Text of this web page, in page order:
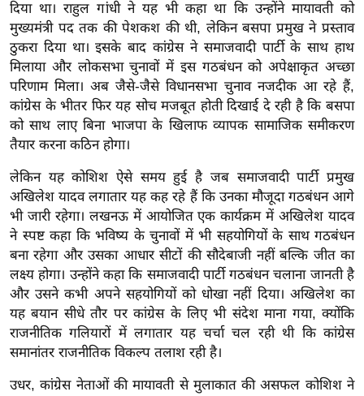
डि
या
सा
हि
त्य
ज
ग
ऑ
टो
व
र्ल्ड
न्यू
ज
ब्री
फ
नो
दिया था। राहुल गांधी ने यह भी कहा था कि उन्होंने मायावती को
मुख्यमंत्री पद तक की पेशकश की थी, लेकिन बसपा प्रमुख ने प्रस्ताव
ठुकरा दिया था। इसके बाद कांग्रेस ने समाजवादी पार्टी के साथ हाथ
मिलाया और लोकसभा चुनावों में इस गठबंधन को अपेक्षाकृत अच्छा
परिणाम मिला। अब जैसे-जैसे विधानसभा चुनाव नजदीक आ रहे हैं,
कांग्रेस के भीतर फिर यह सोच मजबूत होती दिखाई दे रही है कि बसपा
को साथ लाए बिना भाजपा के खिलाफ व्यापक सामाजिक समीकरण
तैयार करना कठिन होगा।
लेकिन यह कोशिश ऐसे समय हुई है जब समाजवादी पार्टी प्रमुख
अखिलेश यादव लगातार यह कह रहे हैं कि उनका मौजूदा गठबंधन आगे
भी जारी रहेगा। लखनऊ में आयोजित एक कार्यक्रम में अखिलेश यादव
ने स्पष्ट कहा कि भविष्य के चुनावों में भी सहयोगियों के साथ गठबंधन
बना रहेगा और उसका आधार सीटों की सौदेबाजी नहीं बल्कि जीत का
लक्ष्य होगा। उन्होंने कहा कि समाजवादी पार्टी गठबंधन चलाना जानती है
और उसने कभी अपने सहयोगियों को धोखा नहीं दिया। अखिलेश का
यह बयान सीधे तौर पर कांग्रेस के लिए भी संदेश माना गया, क्योंकि
राजनीतिक गलियारों में लगातार यह चर्चा चल रही थी कि कांग्रेस
समानांतर राजनीतिक विकल्प तलाश रही है।
उधर, कांग्रेस नेताओं की मायावती से मुलाकात की असफल कोशिश ने